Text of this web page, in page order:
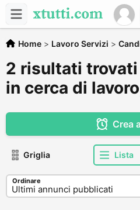
Home > Lavoro Servizi >
2 risultati
in cerca di
Crea
Griglia Lista
Ordinare